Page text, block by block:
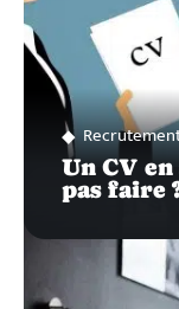
Un CV
pas faire